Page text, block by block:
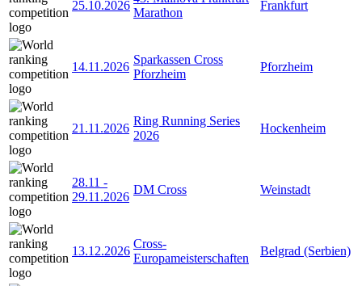
25.10.2026
Marathon
Frankfurt
14.11.2026
Sparkassen Cross
Pforzheim
Pforzheim
21.11.2026
Ring Running Series
2026
Hockenheim
28.11 -
29.11.2026
DM Cross Weinstadt
13.12.2026
Cross-
Europameisterschaften
Belgrad (Serbien)